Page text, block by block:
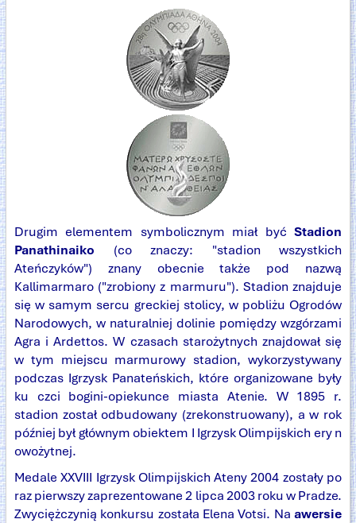
Drugim elementem symbolicznym miał być Stadion
Panathinaiko (co znaczy: "stadion wszystkich
Ateńczyków") znany obecnie także pod nazwą
Kallimarmaro ("zrobiony z marmuru"). Stadion znajduje
się w samym sercu greckiej stolicy, w pobliżu Ogrodów
Narodowych, w naturalniej dolinie pomiędzy wzgórzami
Agra i Ardettos. W czasach starożytnych znajdował się
w tym miejscu marmurowy stadion, wykorzystywany
podczas Igrzysk Panateńskich, które organizowane były
ku czci bogini-opiekunce miasta Atenie. W 1895 r.
stadion został odbudowany (zrekonstruowany), a w rok
później był głównym obiektem I Igrzysk Olimpijskich ery n
owożytnej.
Medale XXVIII Igrzysk Olimpijskich Ateny 2004 zostały po
raz pierwszy zaprezentowane 2 lipca 2003 roku w Pradze.
Zwyciężczynią konkursu została Elena Votsi. Na awersie